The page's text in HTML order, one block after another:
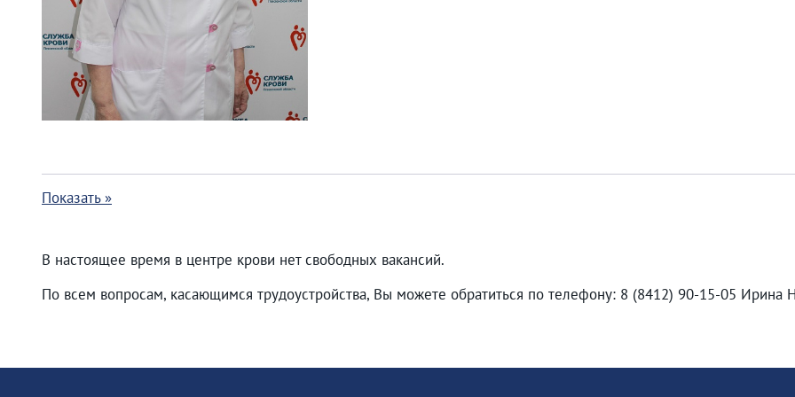
Показать »
В настоящее время в центре крови нет свободных вакансий.
По всем вопросам, касающимся трудоустройства, Вы можете обратиться по телефону: 8 (8412) 90-15-05 Ирина